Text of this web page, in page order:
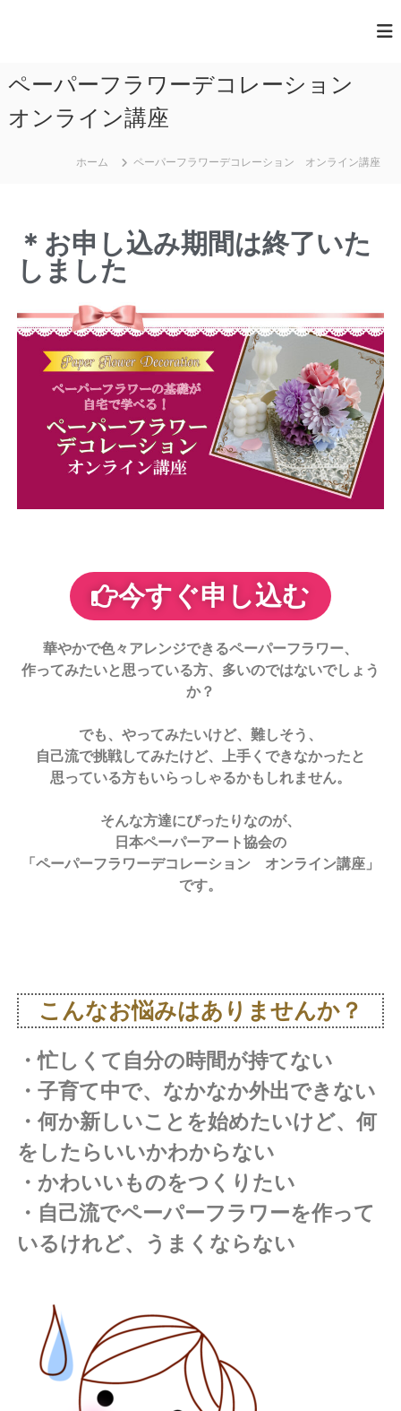
社
団
法
ペ
ー
パ
ア
ー
ペーパーフラワーデコレーション
オンライン講座
ホーム ペーパーフラワーデコレーション オンライン講座
＊お申し込み期間は終了いた
しました
今すぐ申し込む
華やかで色々アレンジできるペーパーフラワー、
作ってみたいと思っている方、多いのではないでしょう
か？
でも、やってみたいけど、難しそう、
自己流で挑戦してみたけど、上手くできなかったと
思っている方もいらっしゃるかもしれません。
そんな方達にぴったりなのが、
日本ペーパーアート協会の
「ペーパーフラワーデコレーション オンライン講座」
です。
こんなお悩みはありませんか？
・忙しくて自分の時間が持てない
・子育て中で、なかなか外出できない
・何か新しいことを始めたいけど、何
をしたらいいかわからない
・かわいいものをつくりたい
・自己流でペーパーフラワーを作って
いるけれど、うまくならない